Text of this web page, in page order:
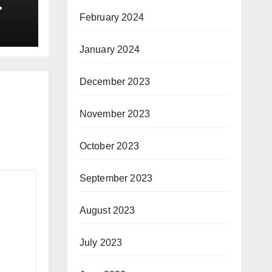
February 2024
January 2024
December 2023
November 2023
October 2023
September 2023
August 2023
July 2023